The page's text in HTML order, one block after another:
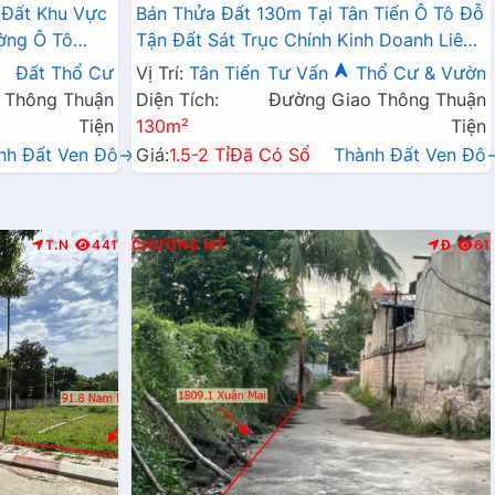
Khu Vực
Ô Tô
Liên Xã
Đất Thổ Cư
Thuận
Tiện
Đất Ven Đô→
Bán Thửa Đất 130m Tại Tân Tiến Ô Tô Đỗ
Tận Đất Sát Trục Chính Kinh Doanh Liên
Xã
Vị Trí: Tân Tiến Tư Vấn
Thổ Cư & Vườn
Diện Tích:
130m²
Đường Giao Thông Thuận
Tiện
Giá:1.5-2 TỉĐã Có Sổ Thành Đất Ven
T.N 441 CHƯƠNG MỸ Đ 61